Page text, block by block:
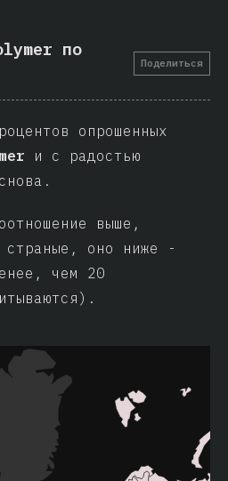
по
Поделиться
опрошенных
и с радостью
выше,
страные, оно ниже -
чем 20